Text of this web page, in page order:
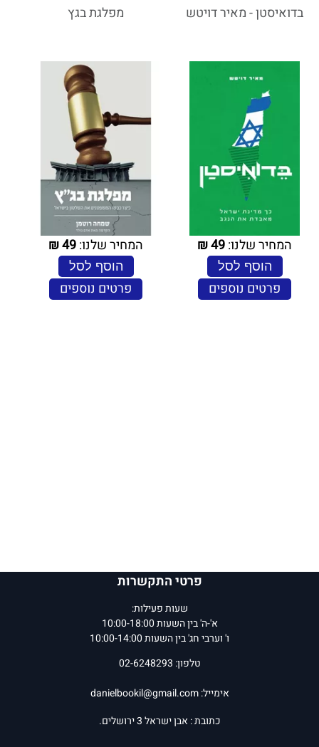
בדואיסטן - מאיר דויטש
המחיר שלנו:49
₪
הוסף לסל
פרטים נוספים
מפלגת בגץ
המחיר שלנו:49
₪
הוסף לסל
פרטים נוספים
פרטי התקשרות
שעות פעילות:
א'-ה' בין השעות 10:00-18:00
ו' וערבי חג' בין השעות 10:00-14:00
טלפון: 02-6248293
אימייל:danielbookil@gmail.com
כתובת : אבן ישראל 3 ירושלים.